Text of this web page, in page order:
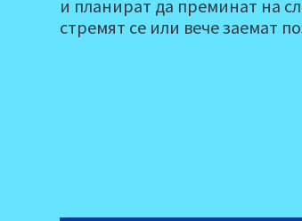
и планират да преминат на
стремят се или вече заемат